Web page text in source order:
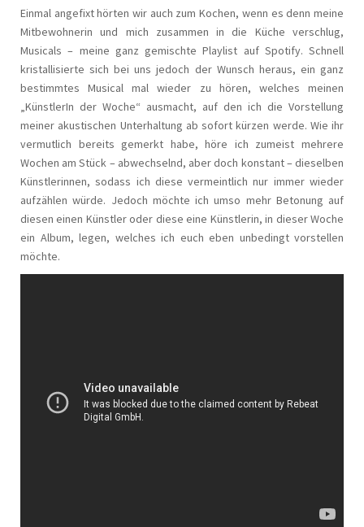
Einmal angefixt hörten wir auch zum Kochen, wenn es denn meine
Mitbewohnerin und mich zusammen in die Küche verschlug,
Musicals – meine ganz gemischte Playlist auf Spotify. Schnell
kristallisierte sich bei uns jedoch der Wunsch heraus, ein ganz
bestimmtes Musical mal wieder zu hören, welches meinen
„KünstlerIn der Woche“ ausmacht, auf den ich die Vorstellung
meiner akustischen Unterhaltung ab sofort kürzen werde. Wie ihr
vermutlich bereits gemerkt habe, höre ich zumeist mehrere
Wochen am Stück – abwechselnd, aber doch konstant – dieselben
Künstlerinnen, sodass ich diese vermeintlich nur immer wieder
aufzählen würde. Jedoch möchte ich umso mehr Betonung auf
diesen einen Künstler oder diese eine Künstlerin, in dieser Woche
ein Album, legen, welches ich euch eben unbedingt vorstellen
möchte.